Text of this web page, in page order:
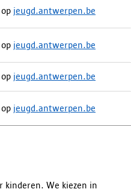
jeugd.antwerpen.be
jeugd.antwerpen.be
jeugd.antwerpen.be
jeugd.antwerpen.be
kinderen. We kiezen in